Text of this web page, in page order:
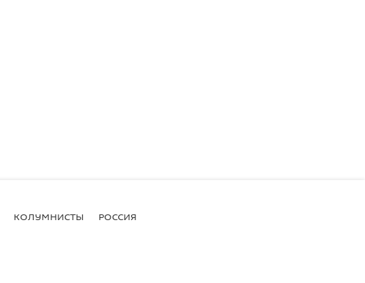
КОЛУМНИСТЫ РОССИЯ